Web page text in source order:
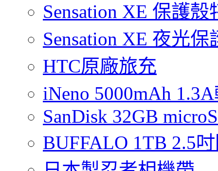
Sensation XE 保護殼
Sensation XE 夜光
HTC原廠旅充
iNeno 5000mAh
SanDisk 32GB
BUFFALO 1TB 2.5